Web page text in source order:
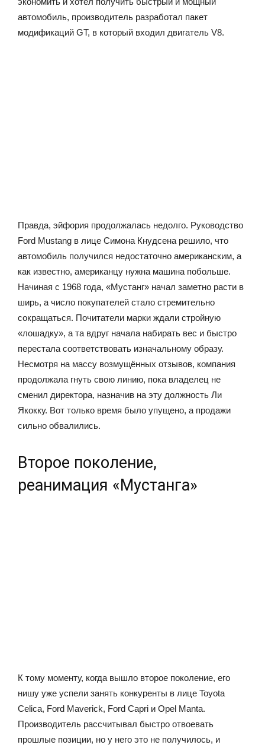
автомобиль, производитель разработал пакет
модификаций GT, в который входил двигатель V8.
Правда, эйфория продолжалась недолго. Руководство
Ford Mustang в лице Симона Кнудсена решило, что
автомобиль получился недостаточно американским, а
как известно, американцу нужна машина побольше.
Начиная с 1968 года, «Мустанг» начал заметно расти в
ширь, а число покупателей стало стремительно
сокращаться. Почитатели марки ждали стройную
«лошадку», а та вдруг начала набирать вес и быстро
перестала соответствовать изначальному образу.
Несмотря на массу возмущённых отзывов, компания
продолжала гнуть свою линию, пока владелец не
сменил директора, назначив на эту должность Ли
Якокку. Вот только время было упущено, а продажи
сильно обвалились.
Второе поколение,
реанимация «Мустанга»
К тому моменту, когда вышло второе поколение, его
нишу уже успели занять конкуренты в лице Toyota
Celica, Ford Maverick, Ford Capri и Opel Manta.
Производитель рассчитывал быстро отвоевать
прошлые позиции, но у него это не получилось, и